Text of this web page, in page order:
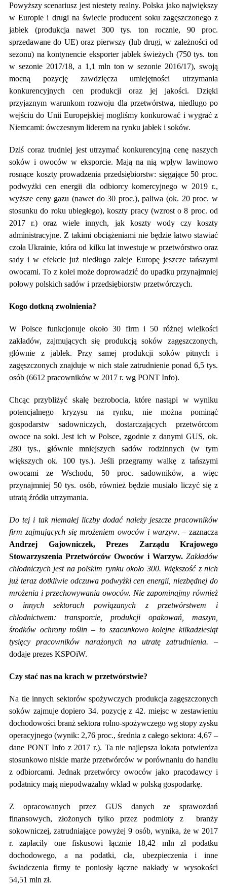
Powyższy scenariusz jest niestety realny. Polska jako największy
w Europie i drugi na świecie producent soku zagęszczonego z
jabłek (produkcja nawet 300 tys. ton rocznie, 90 proc.
sprzedawane do UE) oraz pierwszy (lub drugi, w zależności od
sezonu) na kontynencie eksporter jabłek świeżych (750 tys. ton
w sezonie 2017/18, a 1,1 mln ton w sezonie 2016/17), swoją
mocną pozycję zawdzięcza umiejętności utrzymania
konkurencyjnych cen produkcji oraz jej jakości. Dzięki
przyjaznym warunkom rozwoju dla przetwórstwa, niedługo po
wejściu do Unii Europejskiej mogliśmy konkurować i wygrać z
Niemcami: ówczesnym liderem na rynku jabłek i soków.
Dziś coraz trudniej jest utrzymać konkurencyjną cenę naszych
soków i owoców w eksporcie. Mają na nią wpływ lawinowo
rosnące koszty prowadzenia przedsiębiorstw: sięgające 50 proc.
podwyżki cen energii dla odbiorcy komercyjnego w 2019 r.,
wyższe ceny gazu (nawet do 30 proc.), paliwa (ok. 20 proc. w
stosunku do roku ubiegłego), koszty pracy (wzrost o 8 proc. od
2017 r.) oraz wiele innych, jak koszty wody czy koszty
administracyjne. Z takimi obciążeniami nie będzie łatwo stawiać
czoła Ukrainie, która od kilku lat inwestuje w przetwórstwo oraz
sady i w efekcie już niedługo zaleje Europę jeszcze tańszymi
owocami. To z kolei może doprowadzić do upadku przynajmniej
połowy polskich sadów i przedsiębiorstw przetwórczych.
Kogo dotkną zwolnienia?
W Polsce funkcjonuje około 30 firm i 50 różnej wielkości
zakładów, zajmujących się produkcją soków zagęszczonych,
głównie z jabłek. Przy samej produkcji soków pitnych i
zagęszczonych znajduje w nich stałe zatrudnienie ponad 6,5 tys.
osób (6612 pracowników w 2017 r. wg PONT Info).
Chcąc przybliżyć skalę bezrobocia, które nastąpi w wyniku
potencjalnego kryzysu na rynku, nie można pominąć
gospodarstw sadowniczych, dostarczających przetwórcom
owoce na soki. Jest ich w Polsce, zgodnie z danymi GUS, ok.
280 tys., głównie mniejszych sadów rodzinnych (w tym
większych ok. 100 tys.). Jeśli przegramy walkę z tańszymi
owocami ze Wschodu, 50 proc. sadowników, a więc
przynajmniej 50 tys. osób, również będzie musiało liczyć się z
utratą źródła utrzymania.
Do tej i tak niemałej liczby dodać należy jeszcze pracowników
firm zajmujących się mrożeniem owoców i warzyw. – zaznacza
Andrzej Gajowniczek, Prezes Zarządu Krajowego
Stowarzyszenia Przetwórców Owoców i Warzyw. Zakładów
chłodniczych jest na polskim rynku około 300. Większość z nich
już teraz dotkliwie odczuwa podwyżki cen energii, niezbędnej do
mrożenia i przechowywania owoców. Nie zapominajmy również
o innych sektorach powiązanych z przetwórstwem i
chłodnictwem: transporcie, produkcji opakowań, maszyn,
środków ochrony roślin – to szacunkowo kolejne kilkadziesiąt
tysięcy pracowników narażonych na utratę zatrudnienia. –
dodaje prezes KSPOiW.
Czy stać nas na krach w przetwórstwie?
Na tle innych sektorów spożywczych produkcja zagęszczonych
soków zajmuje dopiero 34. pozycję z 42. miejsc w zestawieniu
dochodowości branż sektora rolno-spożywczego wg stopy zysku
operacyjnego (wynik: 2,76 proc., średnia z całego sektora: 4,67 –
dane PONT Info z 2017 r.). Ta nie najlepsza lokata potwierdza
stosunkowo niskie marże przetwórców w porównaniu do handlu
z odbiorcami. Jednak przetwórcy owoców jako pracodawcy i
podatnicy mają niepodważalny wkład w polską gospodarkę.
Z opracowanych przez GUS danych ze sprawozdań
finansowych, złożonych tylko przez podmioty z branży
sokowniczej, zatrudniające powyżej 9 osób, wynika, że w 2017
r. zapłaciły one fiskusowi łącznie 18,42 mln zł podatku
dochodowego, a na podatki, cła, ubezpieczenia i inne
świadczenia firmy te poniosły łączne nakłady w wysokości
54,51 mln zł.